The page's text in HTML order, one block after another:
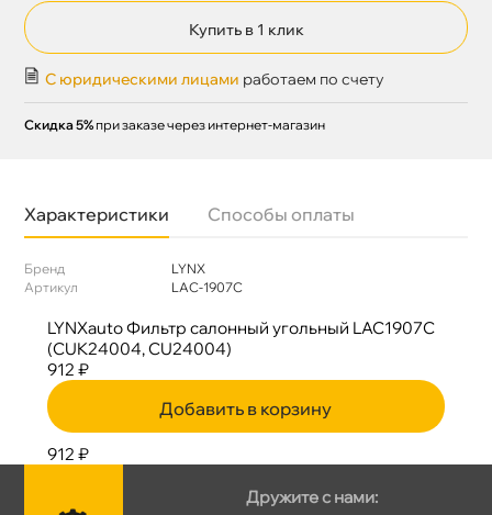
Купить в 1 клик
С юридическими лицами работаем по счету
Скидка 5% при заказе через интернет-магазин
Характеристики Способы оплаты
Бренд
LYNX
Артикул
LAC-1907C
LYNXauto Фильтр салонный угольный LAC1907C
(CUK24004, CU24004)
912 ₽
Добавить в корзину
912 ₽
Дружите с нами: